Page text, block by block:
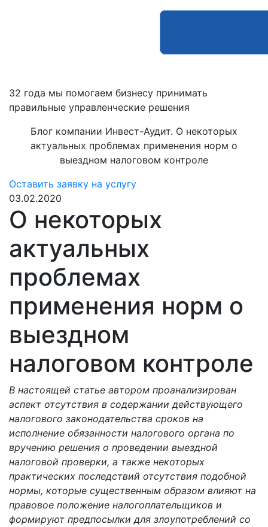
32 года мы помогаем бизнесу принимать
правильные управленческие решения
Блог компании Инвест-Аудит. О некоторых
актуальных проблемах применения норм о
выездном налоговом контроле
Оставить заявку на услугу
03.02.2020
О некоторых
актуальных
проблемах
применения норм о
выездном
налоговом контроле
В настоящей статье автором проанализирован
аспект отсутствия в содержании действующего
налогового законодательства сроков на
исполнение обязанности налогового органа по
вручению решения о проведении выездной
налоговой проверки, а также некоторых
практических последствий отсутствия подобной
нормы, которые существенным образом влияют на
правовое положение налогоплательщиков и
формируют предпосылки для злоупотреблений со